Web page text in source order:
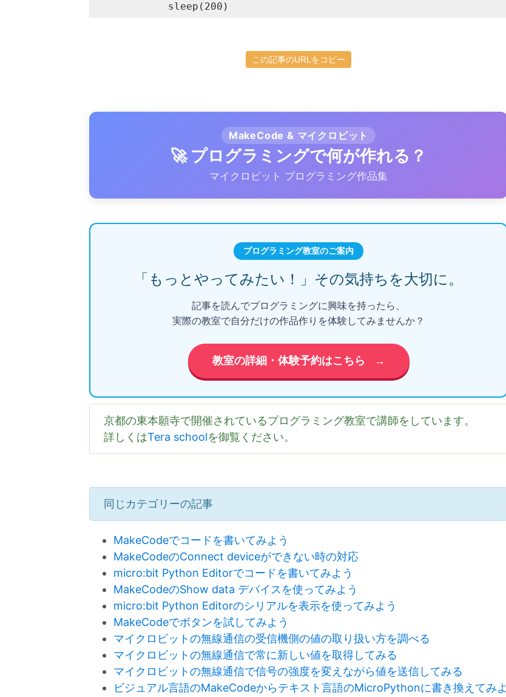
			sleep(200)
この記事のURLをコピー
MakeCode & マイクロビット
🚀 プログラミングで何が作れる？
マイクロビット プログラミング作品集
プログラミング教室のご案内
「もっとやってみたい！」 その気持ちを大切に。
記事を読んでプログラミングに興味を持ったら、
実際の教室で自分だけの作品作りを体験してみませんか？
教室の詳細・体験予約はこちら →
京都の東本願寺で開催されているプログラミング教室で講師をしています。
詳しくはTera schoolを御覧ください。
同じカテゴリーの記事
MakeCodeでコードを書いてみよう
MakeCodeのConnect deviceができない時の対応
micro:bit Python Editorでコードを書いてみよう
MakeCodeのShow data デバイスを使ってみよう
micro:bit Python Editorのシリアルを表示を使ってみよう
MakeCodeでボタンを試してみよう
マイクロビットの無線通信の受信機側の値の取り扱い方を調べる
マイクロビットの無線通信で常に新しい値を取得してみる
マイクロビットの無線通信で信号の強度を変えながら値を送信してみる
ビジュアル言語のMakeCodeからテキスト言語のMicroPythonに書き換えてみよ